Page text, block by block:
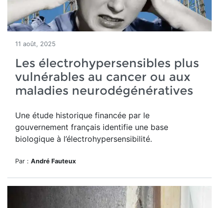
11 août, 2025
Les électrohypersensibles plus
vulnérables au cancer ou aux
maladies neurodégénératives
Une étude historique financée par le
gouvernement français identifie une base
biologique à l’électrohypersensibilité.
Par : André Fauteux